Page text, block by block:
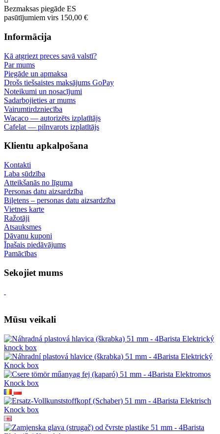
Bezmaksas piegāde ES
pasūtījumiem virs 150,00 €
Informācija
Kā atgriezt preces savā valstī?
Par mums
Piegāde un apmaksa
Drošs tiešsaistes maksājums GoPay
Noteikumi un nosacījumi
Sadarbojieties ar mums
Vairumtirdzniecība
Wacaco — autorizēts izplatītājs
Cafelat — pilnvarots izplatītājs
Klientu apkalpošana
Kontakti
Laba sūdzība
Atteikšanās no līguma
Personas datu aizsardzība
Biļetens – personas datu aizsardzība
Vietnes karte
Ražotāji
Atsauksmes
Dāvanu kuponi
Īpašais piedāvājums
Pamācības
Sekojiet mums
Mūsu veikali